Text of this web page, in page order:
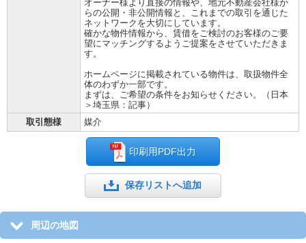
オーナー様より直接の情報や、地元不動産会社様か
らの公開・非公開情報と、これまでの取引を通じた
ネットワークを大切にしています。
確かな物件情報から、賃借をご検討のお客様のご要
望にマッチングするようご提案をさせていただきま
す。
ホームページに掲載されている物件は、取扱物件全
体のわずか一部です。
まずは、ご希望の条件をお知らせください。（日本
＞埼玉県：記事）
取引態様
媒介
印刷用PDF出力
保存リストへ追加
周辺の地図